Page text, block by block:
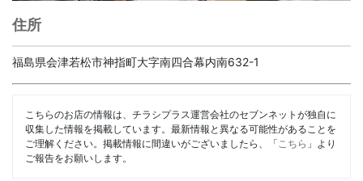
住所
福島県会津若松市神指町大字南四合幕内南632-1
こちらのお店の情報は、チラシプラス運営会社のセブンネットが独自に
収集した情報を掲載しています。最新情報と異なる可能性があることを
ご理解ください。掲載情報に間違いがございましたら、「 こちら 」より
ご報告をお願いします。